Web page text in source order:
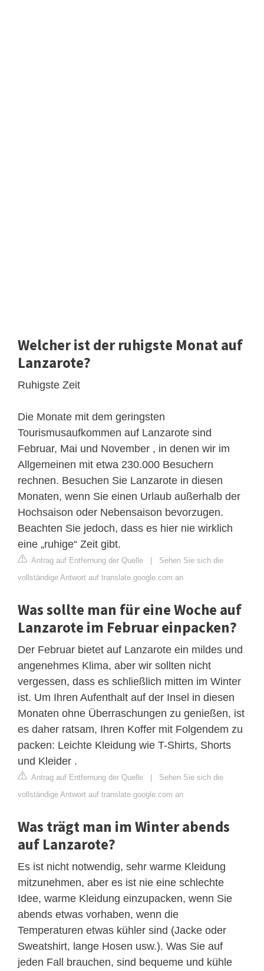
Welcher ist der ruhigste Monat auf
Lanzarote?
Ruhigste Zeit
Die Monate mit dem geringsten
Tourismusaufkommen auf Lanzarote sind
Februar, Mai und November , in denen wir im
Allgemeinen mit etwa 230.000 Besuchern
rechnen. Besuchen Sie Lanzarote in diesen
Monaten, wenn Sie einen Urlaub außerhalb der
Hochsaison oder Nebensaison bevorzugen.
Beachten Sie jedoch, dass es hier nie wirklich
eine „ruhige“ Zeit gibt.
Antrag auf Entfernung der Quelle | Sehen Sie sich die
vollständige Antwort auf translate.google.com an
Was sollte man für eine Woche auf
Lanzarote im Februar einpacken?
Der Februar bietet auf Lanzarote ein mildes und
angenehmes Klima, aber wir sollten nicht
vergessen, dass es schließlich mitten im Winter
ist. Um Ihren Aufenthalt auf der Insel in diesen
Monaten ohne Überraschungen zu genießen, ist
es daher ratsam, Ihren Koffer mit Folgendem zu
packen: Leichte Kleidung wie T-Shirts, Shorts
und Kleider .
Antrag auf Entfernung der Quelle | Sehen Sie sich die
vollständige Antwort auf translate.google.com an
Was trägt man im Winter abends
auf Lanzarote?
Es ist nicht notwendig, sehr warme Kleidung
mitzunehmen, aber es ist nie eine schlechte
Idee, warme Kleidung einzupacken, wenn Sie
abends etwas vorhaben, wenn die
Temperaturen etwas kühler sind (Jacke oder
Sweatshirt, lange Hosen usw.). Was Sie auf
jeden Fall brauchen, sind bequeme und kühle